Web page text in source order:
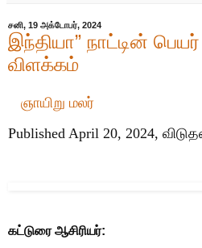
சனி, 19 அக்டோபர், 2024
இந்தியா” நாட்டின்
விளக்கம்
ஞாயிறு மலர்
Published April 20, 2024,
கட்டுரை ஆசிரியர்: